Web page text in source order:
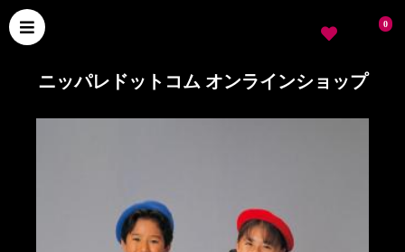
0
ニッパレドットコム オンラインショップ